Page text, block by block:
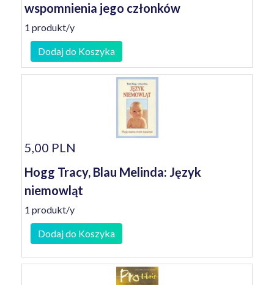
wspomnienia jego członków
1 produkt/y
Dodaj do Koszyka
5,00 PLN
Hogg Tracy, Blau Melinda: Język
niemowląt
1 produkt/y
Dodaj do Koszyka